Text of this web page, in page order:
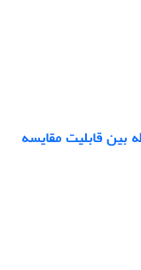
بین قابلیت مقایسه